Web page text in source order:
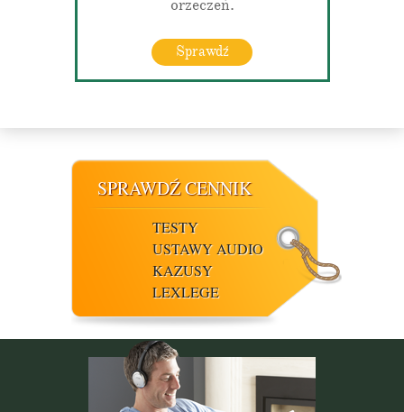
orzeczeń.
Sprawdź
SPRAWDŹ CENNIK
TESTY
USTAWY AUDIO
KAZUSY
LEXLEGE